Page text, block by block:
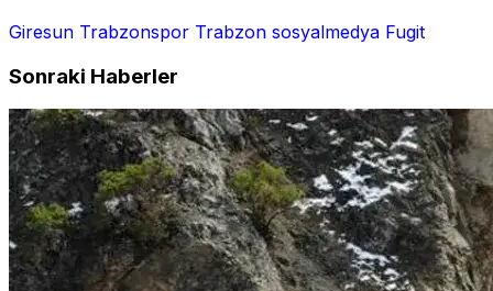
Giresun Trabzonspor Trabzon sosyalmedya Fugit
Sonraki Haberler